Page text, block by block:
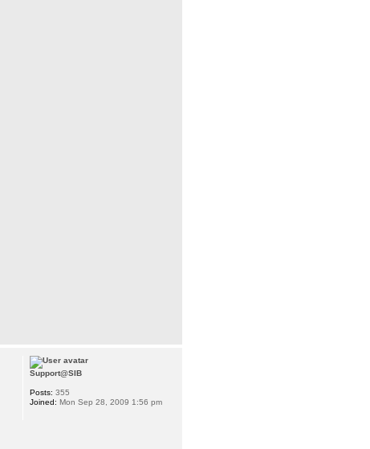
Support@SIB
Posts: 355
Joined: Mon Sep 28, 2009 1:56 pm